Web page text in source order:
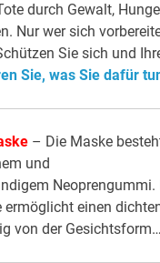
durch Gewalt,
Nur wer sich
Sie sich und
Sie, was Sie dafür
– Die Maske
und
Neoprengummi.
ermöglicht einen
von der Gesichtsform…